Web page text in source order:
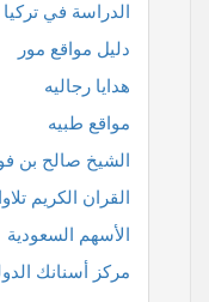
الدراسة في تركيا
دليل مواقع مور
هدايا رجاليه
مواقع طبيه
الشيخ صالح بن
القران الكريم
الأسهم السعودية
مركز أسنانك